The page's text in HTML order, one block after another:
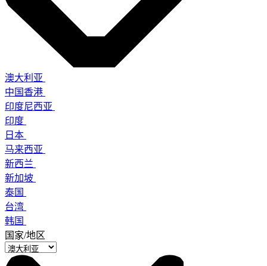
澳大利亚
中国香港
印度尼西亚
印度
日本
马来西亚
新西兰
新加坡
泰国
台湾
韩国
国家/地区